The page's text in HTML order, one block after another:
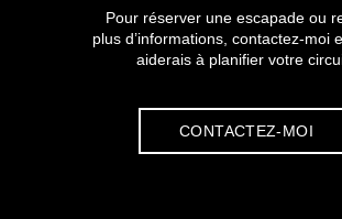
Pour réserver une escapade ou
plus d’informations, contactez-moi
aiderais à planifier votre
CONTACTEZ-MOI